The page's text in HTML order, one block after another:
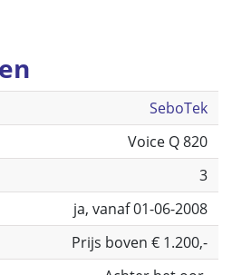
SeboTek
Voice Q 820
3
ja, vanaf 01-06-2008
Prijs boven € 1.200,-